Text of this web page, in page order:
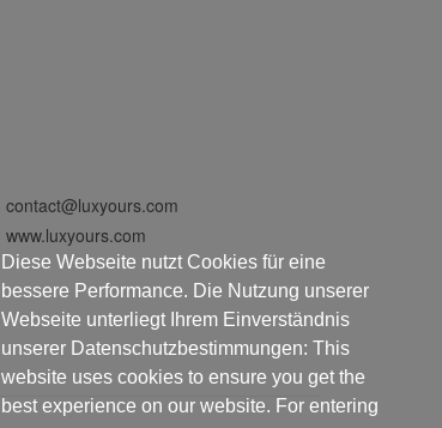
contact@luxyours.com
www.luxyours.com
Diese Webseite nutzt Cookies für eine
bessere Performance. Die Nutzung unserer
Webseite unterliegt Ihrem Einverständnis
unserer Datenschutzbestimmungen: This
website uses cookies to ensure you get the
best experience on our website. For entering